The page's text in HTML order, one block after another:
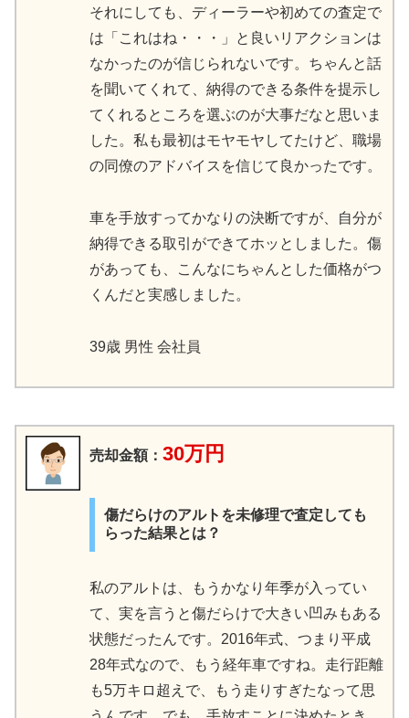
それにしても、ディーラーや初めての査定で
は「これはね・・・」と良いリアクションは
なかったのが信じられないです。ちゃんと話
を聞いてくれて、納得のできる条件を提示し
てくれるところを選ぶのが大事だなと思いま
した。私も最初はモヤモヤしてたけど、職場
の同僚のアドバイスを信じて良かったです。
車を手放すってかなりの決断ですが、自分が
納得できる取引ができてホッとしました。傷
があっても、こんなにちゃんとした価格がつ
くんだと実感しました。
39歳 男性 会社員
売却金額： 30万円
傷だらけのアルトを未修理で査定しても
らった結果とは？
私のアルトは、もうかなり年季が入ってい
て、実を言うと傷だらけで大きい凹みもある
状態だったんです。2016年式、つまり平成
28年式なので、もう経年車ですね。走行距離
も5万キロ超えで、もう走りすぎたなって思